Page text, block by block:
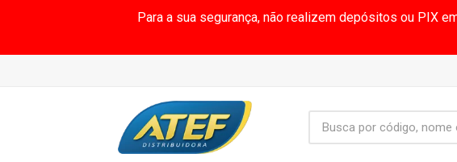
Para a sua segurança, não realizem depósitos ou PIX